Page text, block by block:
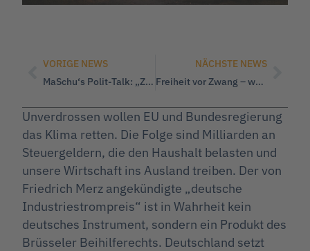
VORIGE NEWS
MaSchu‘s Polit-Talk: „Zukunft von Wirtschaft und Mittelstand“
NÄCHSTE NEWS
Freiheit vor Zwang – weshalb die WerteUnion das Kopftuch ablehnt
Unverdrossen wollen EU und Bundesregierung
das Klima retten. Die Folge sind Milliarden an
Steuergeldern, die den Haushalt belasten und
unsere Wirtschaft ins Ausland treiben. Der von
Friedrich Merz angekündigte „deutsche
Industriestrompreis“ ist in Wahrheit kein
deutsches Instrument, sondern ein Produkt des
Brüsseler Beihilferechts. Deutschland setzt